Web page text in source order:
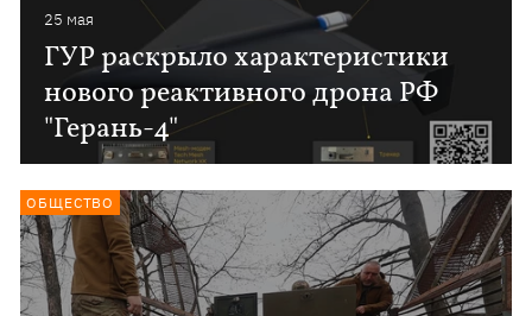
25 мая
ГУР раскрыло характеристики
нового реактивного дрона РФ
"Герань-4"
ОБЩЕСТВО